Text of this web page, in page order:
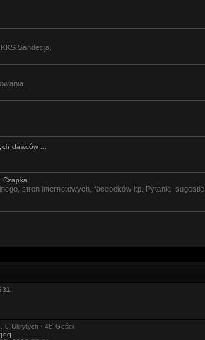
Sandecja.
dawców ...
Czapka
stron internetowych, faceboków itp. Pytania, sugestie,
0 Ukrytych i 46 Gości